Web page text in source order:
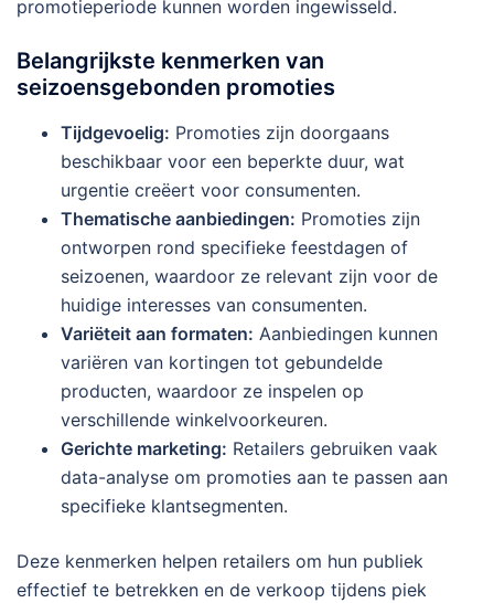
promotieperiode kunnen worden ingewisseld.
Belangrijkste kenmerken van
seizoensgebonden promoties
Tijdgevoelig: Promoties zijn doorgaans
beschikbaar voor een beperkte duur, wat
urgentie creëert voor consumenten.
Thematische aanbiedingen: Promoties zijn
ontworpen rond specifieke feestdagen of
seizoenen, waardoor ze relevant zijn voor de
huidige interesses van consumenten.
Variëteit aan formaten: Aanbiedingen kunnen
variëren van kortingen tot gebundelde
producten, waardoor ze inspelen op
verschillende winkelvoorkeuren.
Gerichte marketing: Retailers gebruiken vaak
data-analyse om promoties aan te passen aan
specifieke klantsegmenten.
Deze kenmerken helpen retailers om hun publiek
effectief te betrekken en de verkoop tijdens piek